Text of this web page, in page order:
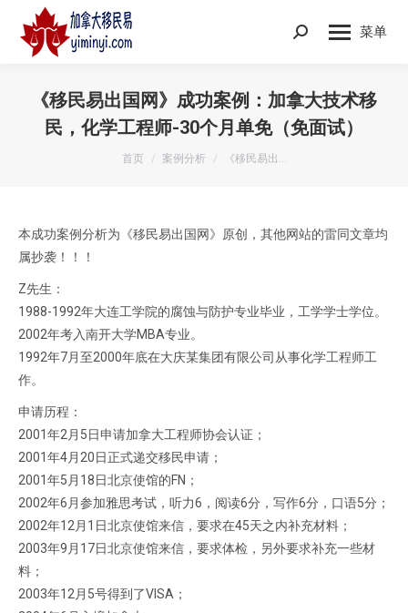
菜单
Search:
《移民易出国网》成功案例：加拿大技术移
民，化学工程师-30个月单免（免面试）
您在这里：
首页 案例分析 《移民易出…
本成功案例分析为《移民易出国网》原创，其他网站的雷同文章均
属抄袭！！！
Z先生：
1988-1992年大连工学院的腐蚀与防护专业毕业，工学学士学位。
2002年考入南开大学MBA专业。
1992年7月至2000年底在大庆某集团有限公司从事化学工程师工
作。
申请历程：
2001年2月5日申请加拿大工程师协会认证；
2001年4月20日正式递交移民申请；
2001年5月18日北京使馆的FN；
2002年6月参加雅思考试，听力6，阅读6分，写作6分，口语5分；
2002年12月1日北京使馆来信，要求在45天之内补充材料；
2003年9月17日北京使馆来信，要求体检，另外要求补充一些材
料；
2003年12月5号得到了VISA；